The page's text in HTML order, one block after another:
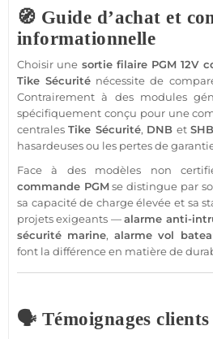
🧭 Guide d’achat et
informationnelle
Choisir une sortie filaire PGM 12V
TikeSécurité nécessite de
Contrairement à des modules
spécifiquement conçu pour une
centralesTike Sécurité, DNB et
hasardeuses ou les pertes de
Face à des modèles non
commande PGMse distingue par
sa capacité de charge élevée et sa
projets exigeants —alarme anti-
sécurité marine, alarmevol
font la différence en matière de
🗣️ Témoignages clients